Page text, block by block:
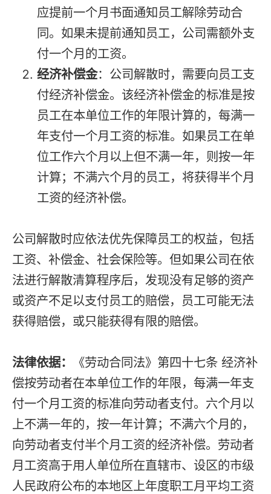
应提前一个月书面通知员工解除劳动合
同。如果未提前通知员工，公司需额外支
付一个月的工资。
经济补偿金：公司解散时，需要向员工支
付经济补偿金。该经济补偿金的标准是按
员工在本单位工作的年限计算的，每满一
年支付一个月工资的标准。如果员工在单
位工作六个月以上但不满一年，则按一年
计算；不满六个月的员工，将获得半个月
工资的经济补偿。
公司解散时应依法优先保障员工的权益，包括
工资、补偿金、社会保险等。但如果公司在依
法进行解散清算程序后，发现没有足够的资产
或资产不足以支付员工的赔偿，员工可能无法
获得赔偿，或只能获得有限的赔偿。
法律依据：
《劳动合同法》第四十七条 经济补
偿按劳动者在本单位工作的年限，每满一年支
付一个月工资的标准向劳动者支付。六个月以
上不满一年的，按一年计算；不满六个月的，
向劳动者支付半个月工资的经济补偿。劳动者
月工资高于用人单位所在直辖市、设区的市级
人民政府公布的本地区上年度职工月平均工资